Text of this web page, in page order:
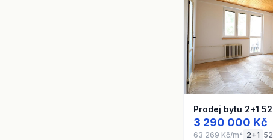
Prodej bytu 2+1 52
3 290 000 Kč
63 269 Kč/m² 2+1